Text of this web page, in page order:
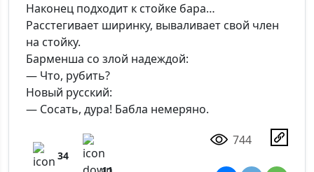
Наконец подходит к стойке бара…
Расстегивает ширинку, вываливает свой член
на стойку.
Барменша со злой надеждой:
— Что, рубить?
Новый русский:
— Сосать, дура! Бабла немеряно.
34
744